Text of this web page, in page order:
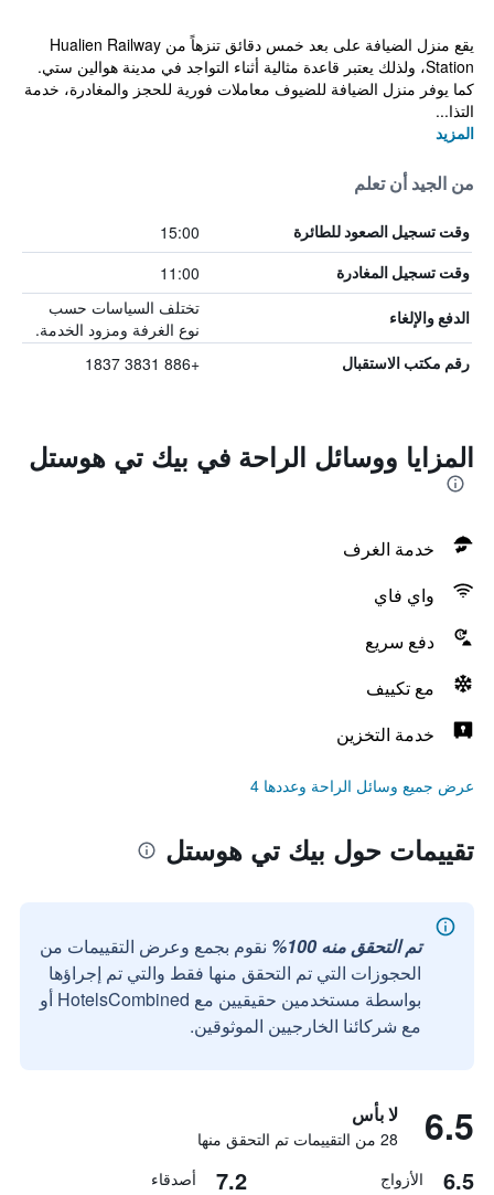
يقع منزل الضيافة على بعد خمس دقائق تنزهاً من Hualien Railway
Station، ولذلك يعتبر قاعدة مثالية أثناء التواجد في مدينة هوالين ستي.
كما يوفر منزل الضيافة للضيوف معاملات فورية للحجز والمغادرة، خدمة
التذا...
المزيد
من الجيد أن تعلم
وقت تسجيل الصعود للطائرة 15:00
وقت تسجيل المغادرة 11:00
الدفع والإلغاء
تختلف السياسات حسب
نوع الغرفة ومزود الخدمة.
رقم مكتب الاستقبال +886 3831 1837
المزايا ووسائل الراحة في بيك تي هوستل
خدمة الغرف
واي فاي
دفع سريع
مع تكييف
خدمة التخزين
عرض جميع وسائل الراحة وعددها 4
تقييمات حول بيك تي هوستل
تم التحقق منه 100%
نقوم بجمع وعرض التقييمات من
الحجوزات التي تم التحقق منها فقط والتي تم إجراؤها
بواسطة مستخدمين حقيقيين مع HotelsCombined أو
مع شركائنا الخارجيين الموثوقين.
6.5 لا بأس
28 من التقييمات تم التحقق منها
6.5 الأزواج 7.2 أصدقاء